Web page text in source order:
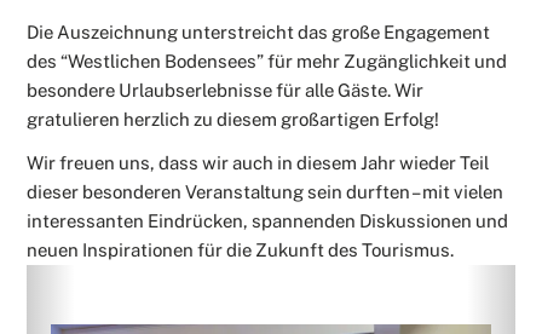
Die Auszeichnung unterstreicht das große Engagement
des “Westlichen Bodensees” für mehr Zugänglichkeit und
besondere Urlaubserlebnisse für alle Gäste. Wir
gratulieren herzlich zu diesem großartigen Erfolg!
Wir freuen uns, dass wir auch in diesem Jahr wieder Teil
dieser besonderen Veranstaltung sein durften – mit vielen
interessanten Eindrücken, spannenden Diskussionen und
neuen Inspirationen für die Zukunft des Tourismus.